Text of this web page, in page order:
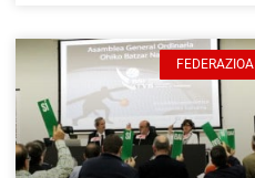
FEDERAZIOA